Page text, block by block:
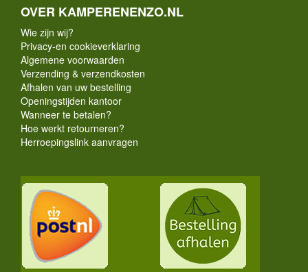
OVER KAMPERENENZO.NL
Wie zijn wij?
Privacy-en cookieverklaring
Algemene voorwaarden
Verzending & verzendkosten
Afhalen van uw bestelling
Openingstijden kantoor
Wanneer te betalen?
Hoe werkt retourneren?
Herroepingslink aanvragen